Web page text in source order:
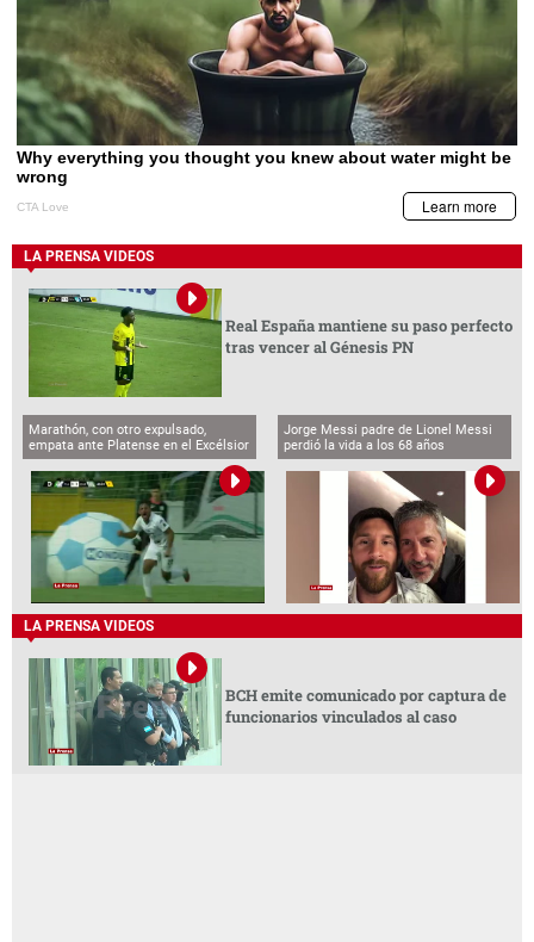
LA PRENSA VIDEOS
Real España mantiene su paso perfecto
tras vencer al Génesis PN
Marathón, con otro expulsado,
empata ante Platense en el Excélsior
Jorge Messi padre de Lionel Messi
perdió la vida a los 68 años
LA PRENSA VIDEOS
BCH emite comunicado por captura de
funcionarios vinculados al caso